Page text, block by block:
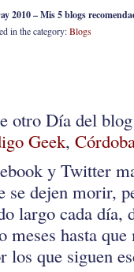
2010 – Mis 5 blogs
in the category:Blogs
otro Día del
Geek,
y Twitter
se dejen morir,
largo cada día,
meses hasta
los que siguen